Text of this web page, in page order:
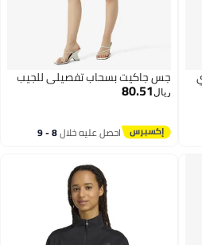
جس جاكيت بسحاب تفصيلي للجيب
ريال80.51
احصل عليه خلال 8 - 9